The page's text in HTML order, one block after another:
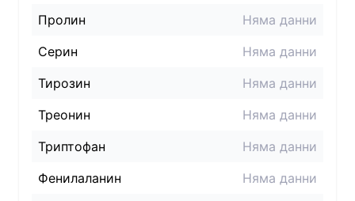
Пролин
Няма данни
Серин
Няма данни
Тирозин
Няма данни
Треонин
Няма данни
Триптофан
Няма данни
Фенилаланин
Няма данни